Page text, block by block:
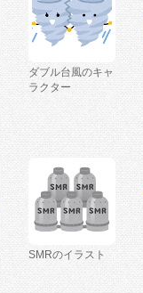
ダブル台風のキャ
ラクター
SMRのイラスト